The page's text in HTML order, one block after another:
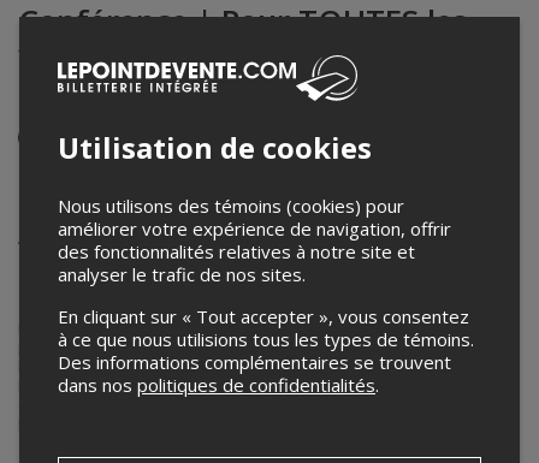
Conférence | Pour TOUTES les
filles et les femmes: Droits,
égalité et autonomisation
Événement en personne
13 mars 2025
Agora de l'École de santé publique de l'Université de
Montréal
7101 Avenue Parc, 3e étage ,Montréal
Lepointdevente.com agit à titre de mandataire pourÉcole de santé
publique de l'Université de Montréal (ESPUM)dans le cadre de
l’affichage en ligne et la vente de billets pour ses événements.
Pour plus d’information à propos de cet événement, veuillez
Utilisation de cookies
Nous utilisons des témoins (cookies) pour
améliorer votre expérience de navigation, offrir
des fonctionnalités relatives à notre site et
analyser le trafic de nos sites.
En cliquant sur « Tout accepter », vous consentez
à ce que nous utilisions tous les types de témoins.
Des informations complémentaires se trouvent
dans nos politiques de confidentialités.